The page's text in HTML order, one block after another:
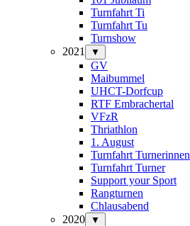
Turnfahrt Ti
Turnfahrt Tu
Turnshow
2021
▼
GV
Maibummel
UHCT-Dorfcup
RTF Embrachertal
VFzR
Thriathlon
1. August
Turnfahrt Turnerinnen
Turnfahrt Turner
Support your Sport
Rangturnen
Chlausabend
2020
▼